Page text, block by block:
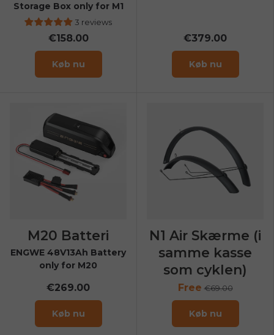
Storage Box only for M1
3 reviews
€158.00
Køb nu
€379.00
Køb nu
M20 Batteri
ENGWE 48V13Ah Battery
only for M20
€269.00
Køb nu
N1 Air Skærme (i
samme kasse
som cyklen)
Free €69.00
Køb nu